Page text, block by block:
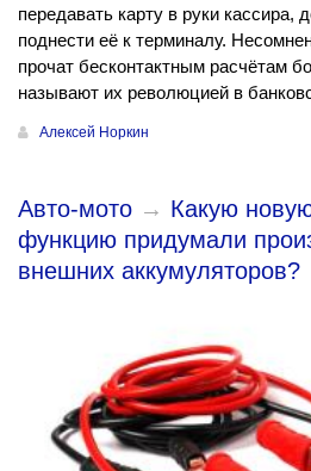
передавать карту в руки кассира,
поднести её к терминалу.
прочат бесконтактным расчётам
называют их революцией в
Алексей Норкин
Авто-мото → Какую
функцию придумали
внешних аккумуляторов?